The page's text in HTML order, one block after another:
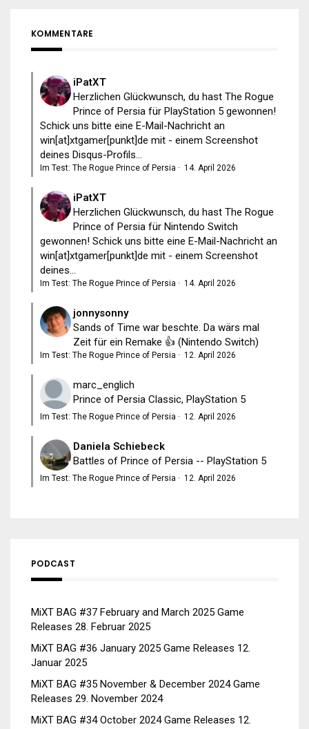
KOMMENTARE
iPatXT
Herzlichen Glückwunsch, du hast The Rogue
Prince of Persia für PlayStation 5 gewonnen!
Schick uns bitte eine E-Mail-Nachricht an
win[at]xtgamer[punkt]de mit - einem Screenshot
deines Disqus-Profils...
Im Test: The Rogue Prince of Persia · 14. April 2026
iPatXT
Herzlichen Glückwunsch, du hast The Rogue
Prince of Persia für Nintendo Switch
gewonnen! Schick uns bitte eine E-Mail-Nachricht an
win[at]xtgamer[punkt]de mit - einem Screenshot
deines...
Im Test: The Rogue Prince of Persia · 14. April 2026
jonnysonny
Sands of Time war beschte. Da wärs mal
Zeit für ein Remake 👍 (Nintendo Switch)
Im Test: The Rogue Prince of Persia · 12. April 2026
marc_englich
Prince of Persia Classic, PlayStation 5
Im Test: The Rogue Prince of Persia · 12. April 2026
Daniela Schiebeck
Battles of Prince of Persia -- PlayStation 5
Im Test: The Rogue Prince of Persia · 12. April 2026
PODCAST
MiXT BAG #37 February and March 2025 Game
Releases 28. Februar 2025
MiXT BAG #36 January 2025 Game Releases 12.
Januar 2025
MiXT BAG #35 November & December 2024 Game
Releases 29. November 2024
MiXT BAG #34 October 2024 Game Releases 12.